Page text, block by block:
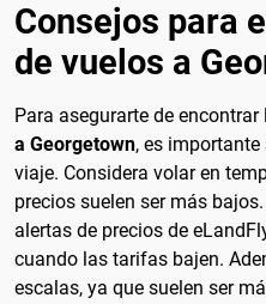
Consejos para
de vuelos a
Para asegurarte de
a Georgetown, es
viaje. Considera volar en
precios suelen ser más
alertas de precios de
cuando las tarifas bajen.
escalas, ya que suelen ser